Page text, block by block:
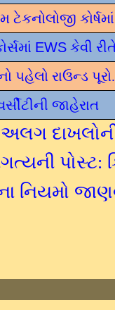
ટેકનોલોજી
EWS કેવી
પહેલો રાઉન્ડ
જાહેરાત
પોસ્ટ:
નિયમો